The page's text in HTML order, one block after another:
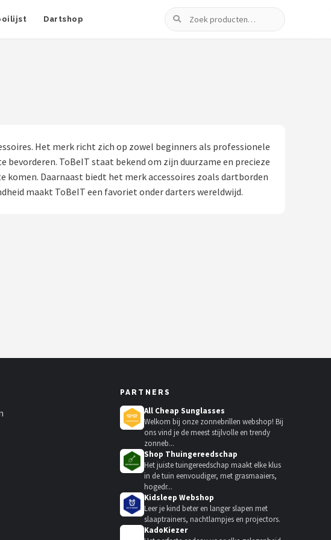
Dartshop
Zoeken
Het merk richt zich op zowel beginners als professionele
ToBeIT staat bekend om zijn duurzame en precieze
Daarnaast biedt het merk accessoires zoals dartborden
maakt ToBeIT een favoriet onder darters wereldwijd.
PARTNERS
All Cheap Sunglasses
Welkom bij onze zonnebrillen webshop! Bij
ons vind je de meest stijlvolle en trendy
zonneb...
Shop Thuingereedschap
Het juiste tuingereedschap maakt elke klus
in de tuin eenvoudiger, met grasmaaiers,
hogedr...
Kidsleep Webshop
Leer je kind beter en langer slapen met
slaaptrainers, nachtlampjes en projectors.
KadoKiezer